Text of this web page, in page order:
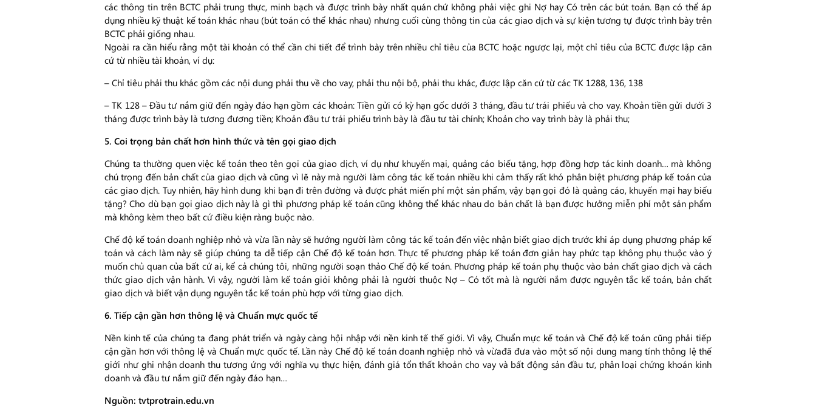
các thông tin trên BCTC phải trung thực, minh bạch và được trình bày nhất quán chứ không phải việc ghi Nợ hay Có trên các bút toán. Bạn có thể áp
dụng nhiều kỹ thuật kế toán khác nhau (bút toán có thể khác nhau) nhưng cuối cùng thông tin của các giao dịch và sự kiện tương tự được trình bày trên
BCTC phải giống nhau.
Ngoài ra cần hiểu rằng một tài khoản có thể cần chi tiết để trình bày trên nhiều chỉ tiêu của BCTC hoặc ngược lại, một chỉ tiêu của BCTC được lập căn
cứ từ nhiều tài khoản, ví dụ:
– Chỉ tiêu phải thu khác gồm các nội dung phải thu về cho vay, phải thu nội bộ, phải thu khác, được lập căn cứ từ các TK 1288, 136, 138
– TK 128 – Đầu tư nắm giữ đến ngày đáo hạn gồm các khoản: Tiền gửi có kỳ hạn gốc dưới 3 tháng, đầu tư trái phiếu và cho vay. Khoản tiền gửi dưới 3
tháng được trình bày là tương đương tiền; Khoản đầu tư trái phiếu trình bày là đầu tư tài chính; Khoản cho vay trình bày là phải thu;
5. Coi trọng bản chất hơn hình thức và tên gọi giao dịch
Chúng ta thường quen việc kế toán theo tên gọi của giao dịch, ví dụ như khuyến mại, quảng cáo biếu tặng, hợp đồng hợp tác kinh doanh… mà không
chú trọng đến bản chất của giao dịch và cũng vì lẽ này mà người làm công tác kế toán nhiều khi cảm thấy rất khó phân biệt phương pháp kế toán của
các giao dịch. Tuy nhiên, hãy hình dung khi bạn đi trên đường và được phát miến phí một sản phẩm, vậy bạn gọi đó là quảng cáo, khuyến mại hay biếu
tặng? Cho dù bạn gọi giao dịch này là gì thì phương pháp kế toán cũng không thể khác nhau do bản chất là bạn được hưởng miễn phí một sản phẩm
mà không kèm theo bất cứ điều kiện ràng buộc nào.
Chế độ kế toán doanh nghiệp nhỏ và vừa lần này sẽ hướng người làm công tác kế toán đến việc nhận biết giao dịch trước khi áp dụng phương pháp kế
toán và cách làm này sẽ giúp chúng ta dễ tiếp cận Chế độ kế toán hơn. Thực tế phương pháp kế toán đơn giản hay phức tạp không phụ thuộc vào ý
muốn chủ quan của bất cứ ai, kể cả chúng tôi, những người soạn thảo Chế độ kế toán. Phương pháp kế toán phụ thuộc vào bản chất giao dịch và cách
thức giao dịch vận hành. Vì vậy, người làm kế toán giỏi không phải là người thuộc Nợ – Có tốt mà là người nắm được nguyên tắc kế toán, bản chất
giao dịch và biết vận dụng nguyên tắc kế toán phù hợp với từng giao dịch.
6. Tiếp cận gần hơn thông lệ và Chuẩn mực quốc tế
Nền kinh tế của chúng ta đang phát triển và ngày càng hội nhập với nền kinh tế thế giới. Vì vậy, Chuẩn mực kế toán và Chế độ kế toán cũng phải tiếp
cận gần hơn với thông lệ và Chuẩn mực quốc tế. Lần này Chế độ kế toán doanh nghiệp nhỏ và vừađã đưa vào một số nội dung mang tính thông lệ thế
giới như ghi nhận doanh thu tương ứng với nghĩa vụ thực hiện, đánh giá tổn thất khoản cho vay và bất động sản đầu tư, phân loại chứng khoán kinh
doanh và đầu tư nắm giữ đến ngày đáo hạn…
Nguồn: tvtprotrain.edu.vn